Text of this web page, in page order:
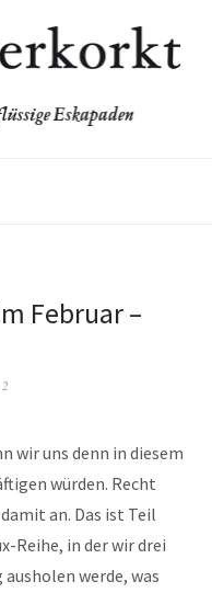
Februar –
wir uns denn in diesem
würden. Recht
an. Das ist Teil
Reihe, in der wir drei
werde, was